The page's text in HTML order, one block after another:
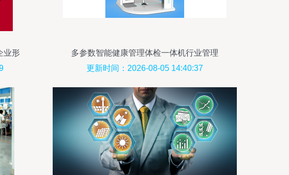
业形
多参数智能健康管理体检一体机行业管理
咨询实践与未来趋势
更新时间：2026-08-05 14:40:37